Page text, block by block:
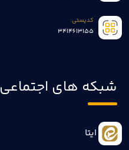
کدپستی:
3414613155
شبکه های اجتماعی
ایتا